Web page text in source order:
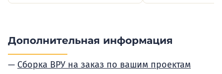
Дополнительная информация
Сборка ВРУ на заказ по вашим проектам